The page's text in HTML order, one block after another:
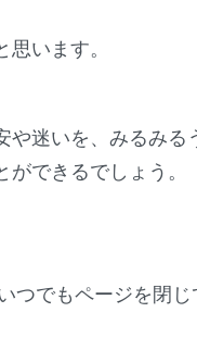
います。
迷いを、みるみる
できるでしょう。
つでもページを閉じ